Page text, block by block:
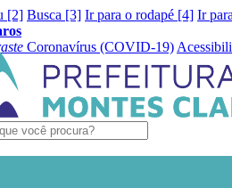
[2] Busca [3] Ir para o rodapé [4] Ir
Coronavírus (COVID-19)